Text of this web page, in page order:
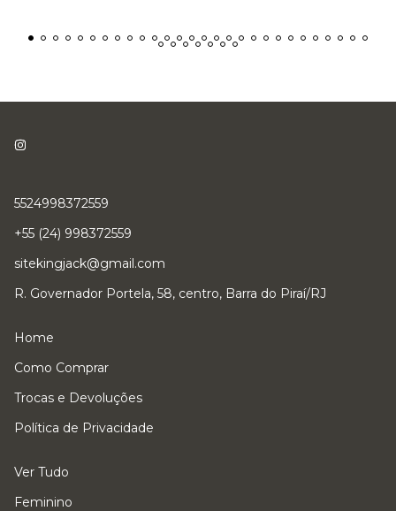
5524998372559
+55 (24) 998372559
sitekingjack@gmail.com
R. Governador Portela, 58, centro, Barra do Piraí/RJ
Home
Como Comprar
Trocas e Devoluções
Política de Privacidade
Ver Tudo
Feminino